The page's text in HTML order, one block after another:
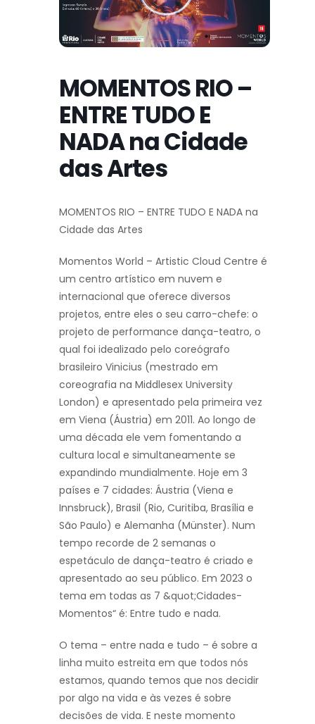
MOMENTOS RIO –
ENTRE TUDO E
NADA na Cidade
das Artes
MOMENTOS RIO – ENTRE TUDO E NADA na
Cidade das Artes
Momentos World – Artistic Cloud Centre é
um centro artístico em nuvem e
internacional que oferece diversos
projetos, entre eles o seu carro-chefe: o
projeto de performance dança-teatro, o
qual foi idealizado pelo coreógrafo
brasileiro Vinicius (mestrado em
coreografia na Middlesex University
London) e apresentado pela primeira vez
em Viena (Áustria) em 2011. Ao longo de
uma década ele vem fomentando a
cultura local e simultaneamente se
expandindo mundialmente. Hoje em 3
países e 7 cidades: Áustria (Viena e
Innsbruck), Brasil (Rio, Curitiba, Brasília e
São Paulo) e Alemanha (Münster). Num
tempo recorde de 2 semanas o
espetáculo de dança-teatro é criado e
apresentado ao seu público. Em 2023 o
tema em todas as 7 &quot;Cidades-
Momentos“ é: Entre tudo e nada.
O tema – entre nada e tudo – é sobre a
linha muito estreita em que todos nós
estamos, quando temos que nos decidir
por algo na vida e às vezes é sobre
decisões de vida. E neste momento